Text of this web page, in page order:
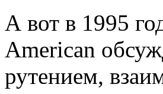
А вот в 1995
American
рутением,